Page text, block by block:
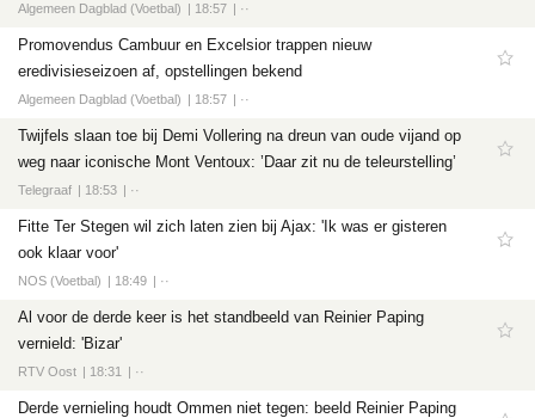
Feyenoord
PSV
Entertainment
Games
Software
Algemeen Dagblad (Voetbal) 18:57 ··
Promovendus Cambuur en Excelsior trappen nieuw
eredivisieseizoen af, opstellingen bekend
Algemeen Dagblad (Voetbal) 18:57 ··
Twijfels slaan toe bij Demi Vollering na dreun van oude vijand op
weg naar iconische Mont Ventoux: ’Daar zit nu de teleurstelling’
Telegraaf 18:53 ··
Fitte Ter Stegen wil zich laten zien bij Ajax: 'Ik was er gisteren
ook klaar voor'
NOS (Voetbal) 18:49 ··
Al voor de derde keer is het standbeeld van Reinier Paping
vernield: 'Bizar'
RTV Oost 18:31 ··
Derde vernieling houdt Ommen niet tegen: beeld Reinier Paping